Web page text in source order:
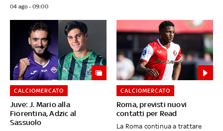
04 ago - 09:00
Juve: J. Mario alla
Fiorentina, Adzic al
Sassuolo
CALCIOMERCATO
Roma, previsti nuovi
contatti per Read
CALCIOMERCATO
La Roma continua a trattare